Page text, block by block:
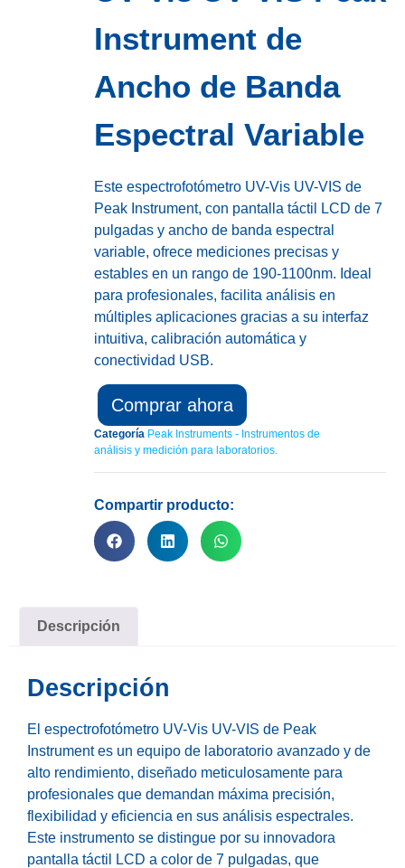
Instrument de
Ancho de Banda
Espectral Variable
Este espectrofotómetro UV-Vis UV-VIS de
Peak Instrument, con pantalla táctil LCD de 7
pulgadas y ancho de banda espectral
variable, ofrece mediciones precisas y
estables en un rango de 190-1100nm. Ideal
para profesionales, facilita análisis en
múltiples aplicaciones gracias a su interfaz
intuitiva, calibración automática y
conectividad USB.
Comprar ahora
Categoría Peak Instruments - Instrumentos de
análisis y medición para laboratorios.
Compartir producto:
Descripción
Descripción
El espectrofotómetro UV-Vis UV-VIS de Peak
Instrument es un equipo de laboratorio avanzado y de
alto rendimiento, diseñado meticulosamente para
profesionales que demandan máxima precisión,
flexibilidad y eficiencia en sus análisis espectrales.
Este instrumento se distingue por su innovadora
pantalla táctil LCD a color de 7 pulgadas, que